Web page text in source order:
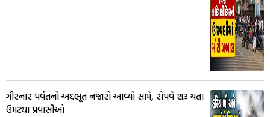
ગીરનાર પર્વતનો અદ્દભૂત નજારો આવ્યો સામે, રોપવે શરૂ થતા
ઉમટ્યા પ્રવાસીઓ